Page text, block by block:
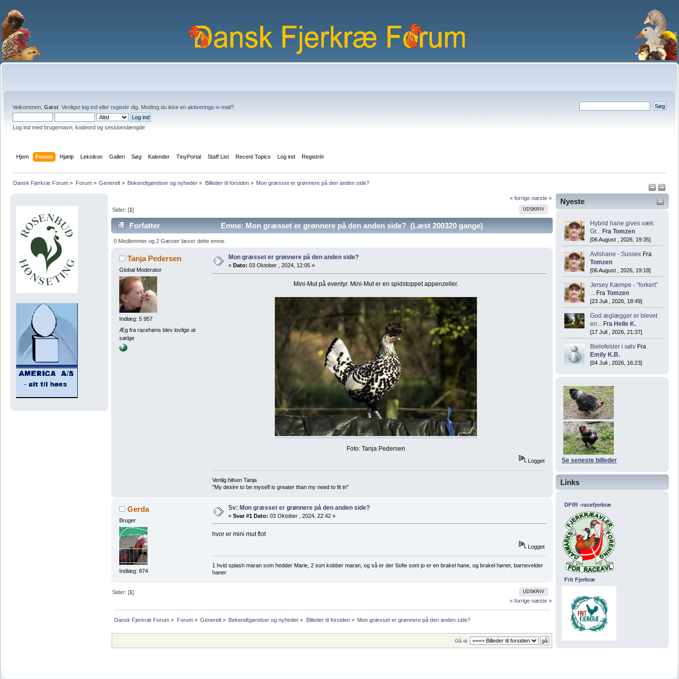
Velkommen, Gæst . Venligst log ind eller registér dig. Modtog du ikke en aktiverings-e-mail?
Log ind med brugernavn, kodeord og sessionslængde
Hjem Forum Hjælp Leksikon Galleri Søg Kalender TinyPortal Staff List Recent Topics Log ind Registrér
Dansk Fjerkræ Forum » Forum» Generelt» Bekendtgørelser og nyheder » Billeder til forsiden» Mon græsset er grønnere på den anden side?
Nyeste
Hybrid hane gives væk:
Gr... Fra Tomzen
[06 August , 2026, 19:35]
Avlshane - Sussex Fra
Tomzen
[06 August , 2026, 19:18]
Jersey Kæmpe - “forkert”
... Fra Tomzen
[23 Juli , 2026, 18:49]
God æglægger er blevet
en... Fra Helle K.
[17 Juli , 2026, 21:37]
Bielefelder i sølv Fra
Emily K.B.
[04 Juli , 2026, 16:23]
Se seneste billeder
Links
DFfR -racefjerkræ
Frit Fjerkræ
« forrige næste »
UDSKRIV
Sider: [1]
Forfatter Emne: Mon græsset er grønnere på den anden side? (Læst 200320 gange)
0 Medlemmer og 2 Gæster læser dette emne.
Tanja Pedersen
Global Moderator
Indlæg: 5 957
Æg fra racehøns blev lovlige at
sælge
Mon græsset er grønnere på den anden side?
« Dato: 03 Oktober , 2024, 12:05 »
Mini-Mut på eventyr. Mini-Mut er en spidstoppet appenzeller.
Foto: Tanja Pedersen
Logget
Venlig hilsen Tanja
"My desire to be myself is greater than my need to fit in"
Gerda
Bruger
Indlæg: 874
Sv: Mon græsset er grønnere på den anden side?
« Svar #1 Dato: 03 Oktober , 2024, 22:42 »
hvor er mini mut flot
Logget
1 hvid splash maran som hedder Marie, 2 sort kobber maran, og så er der Sofie som jo er en brakel hane, og brakel høner, barnevelder
haner
UDSKRIV
Sider: [1]
« forrige næste »
Dansk Fjerkræ Forum » Forum» Generelt» Bekendtgørelser og nyheder » Billeder til forsiden» Mon græsset er grønnere på den anden side?
Gå til: